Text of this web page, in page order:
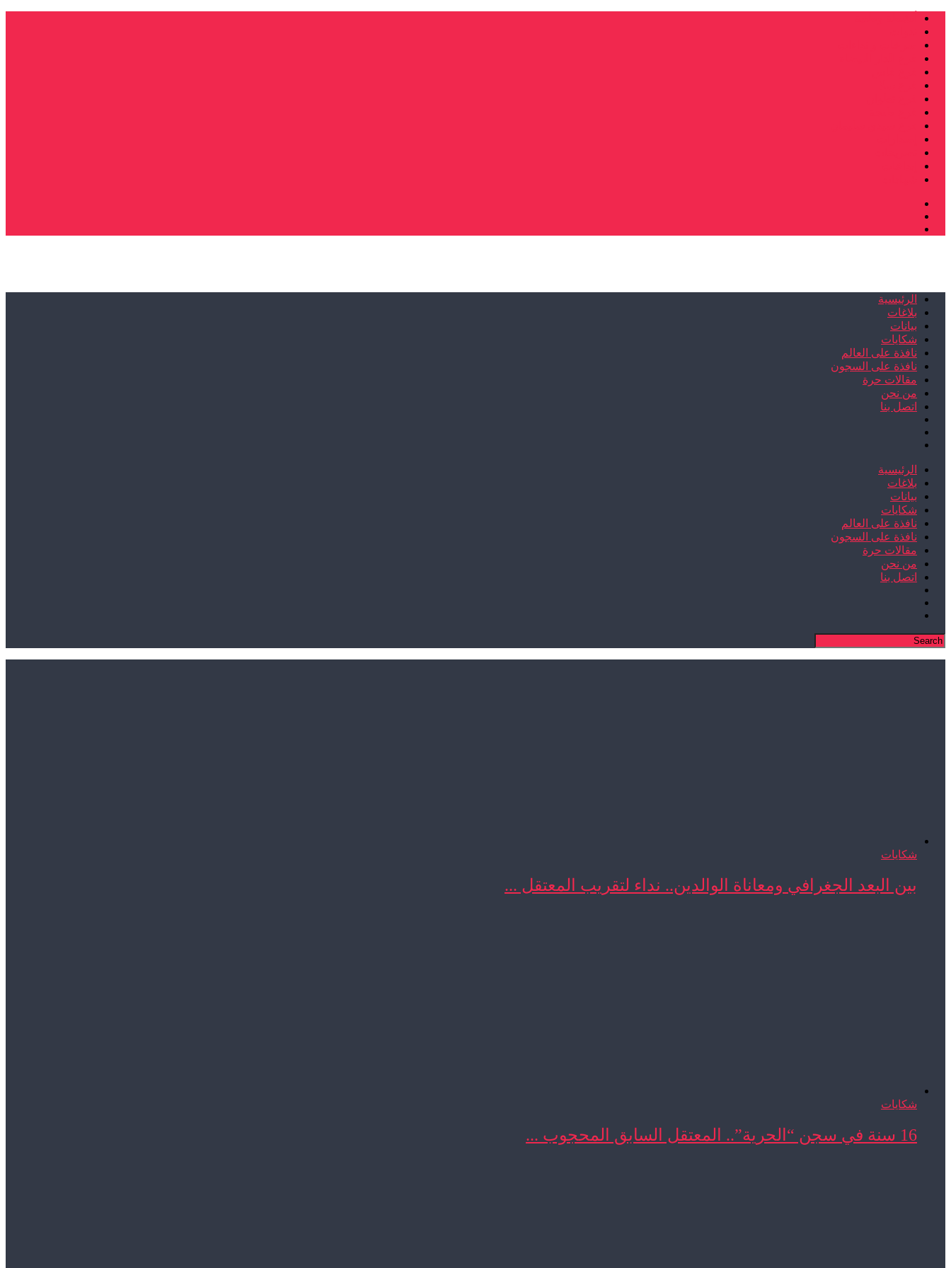
الرئيسية
بلاغات
بيانات
شكايات
نافذة على العالم
نافذة على السجون
مقالات حرة
من نحن
اتصل بنا
الرئيسية
بلاغات
بيانات
شكايات
نافذة على العالم
نافذة على السجون
مقالات حرة
من نحن
اتصل بنا
شكايات
بين البعد الجغرافي ومعاناة الوالدين.. نداء لتقريب المعتقل ...
شكايات
16 سنة في سجن “الحرية”.. المعتقل السابق المحجوب ...